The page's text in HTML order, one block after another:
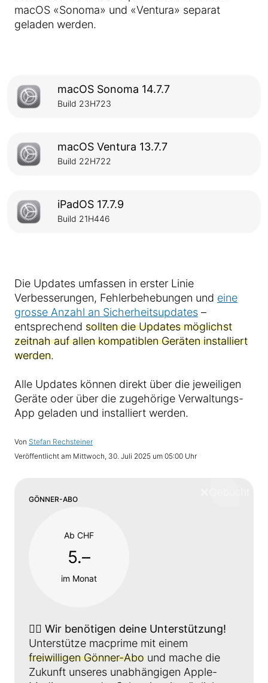
macOS «Sonoma» und «Ventura» separat
geladen werden.
macOS Sonoma 14.7.7
Build 23H723
macOS Ventura 13.7.7
Build 22H722
iPadOS 17.7.9
Build 21H446
Die Updates umfassen in erster Linie
Verbesserungen, Fehlerbehebungen und eine
grosse Anzahl an Sicherheitsupdates –
entsprechend sollten die Updates möglichst
zeitnah auf allen kompatiblen Geräten installiert
werden.
Alle Updates können direkt über die jeweiligen
Geräte oder über die zugehörige Verwaltungs-
App geladen und installiert werden.
Von Stefan Rechsteiner
Veröffentlicht am Mittwoch, 30. Juli 2025 um 05:00 Uhr
GÖNNER-ABO
Ab CHF
5.–
im Monat
👉🏼 Wir benötigen deine Unterstützung!
Unterstütze macprime mit einem
freiwilligen Gönner-Abo und mache die
Zukunft unseres unabhängigen Apple-